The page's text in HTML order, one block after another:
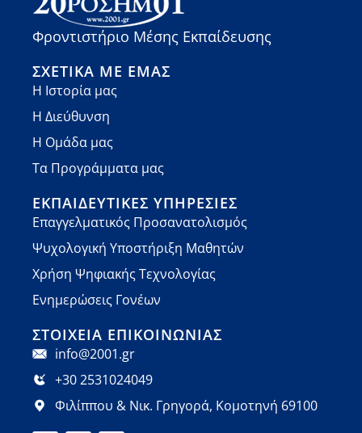
Φροντιστήριο Μέσης Εκπαίδευσης
ΣΧΕΤΙΚΆ ΜΕ ΕΜΆΣ
Η Ιστορία μας
Η Διεύθυνση
Η Ομάδα μας
Τα Προγράμματα μας
ΕΚΠΑΙΔΕΥΤΙΚΈΣ ΥΠΗΡΕΣΊΕΣ
Επαγγελματικός Προσανατολισμός
Ψυχολογική Υποστήριξη Μαθητών
Χρήση Ψηφιακής Τεχνολογίας
Ενημερώσεις Γονέων
ΣΤΟΙΧΕΊΑ ΕΠΙΚΟΙΝΩΝΊΑΣ
info@2001.gr
+30 2531024049
Φιλίππου & Νικ. Γρηγορά, Κομοτηνή 69100